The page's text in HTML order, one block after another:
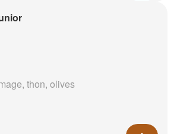
thon, olives